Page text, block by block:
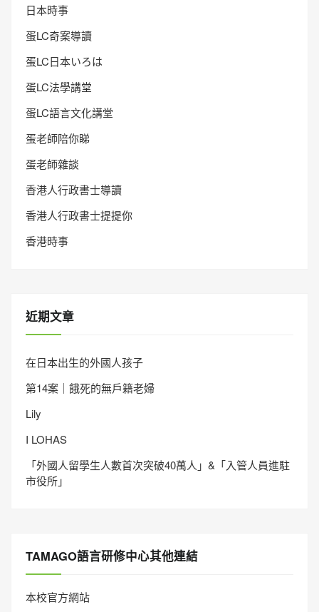
日本時事
蛋LC奇案導讀
蛋LC日本いろは
蛋LC法學講堂
蛋LC語言文化講堂
蛋老師陪你睇
蛋老師雜談
香港人行政書士導讀
香港人行政書士提提你
香港時事
近期文章
在日本出生的外國人孩子
第14案｜餓死的無戶籍老婦
Lily
I LOHAS
「外國人留學生人數首次突破40萬人」&「入管人員進駐
市役所」
TAMAGO語言研修中心其他連結
本校官方網站